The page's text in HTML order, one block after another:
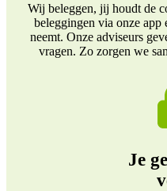
Wij beleggen, jij houdt de
beleggingen via onze app
neemt. Onze adviseurs
vragen. Zo zorgen we
Je